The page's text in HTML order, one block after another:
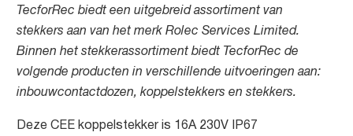
TecforRec biedt een uitgebreid assortiment van
stekkers aan van het merk Rolec Services Limited.
Binnen het stekkerassortiment biedt TecforRec de
volgende producten in verschillende uitvoeringen aan:
inbouwcontactdozen, koppelstekkers en stekkers.
Deze CEE koppelstekker is 16A 230V IP67